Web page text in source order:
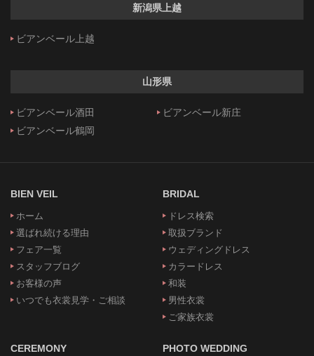
新潟県上越
ビアンベール上越
山形県
ビアンベール酒田
ビアンベール新庄
ビアンベール鶴岡
BIEN VEIL
ホーム
選ばれ続ける理由
フェア一覧
スタッフブログ
お客様の声
いつでも衣裳見学・ご相談
BRIDAL
ドレス検索
取扱ブランド
ウェディングドレス
カラードレス
和装
男性衣裳
ご家族衣裳
CEREMONY PHOTO WEDDING